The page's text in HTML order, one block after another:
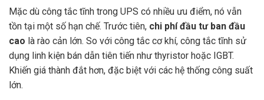
Mặc dù công tắc tĩnh trong UPS có nhiều ưu điểm, nó vẫn
tồn tại một số hạn chế. Trước tiên, chi phí đầu tư ban đầu
cao là rào cản lớn. So với công tắc cơ khí, công tắc tĩnh sử
dụng linh kiện bán dẫn tiên tiến như thyristor hoặc IGBT.
Khiến giá thành đắt hơn, đặc biệt với các hệ thống công suất
lớn.